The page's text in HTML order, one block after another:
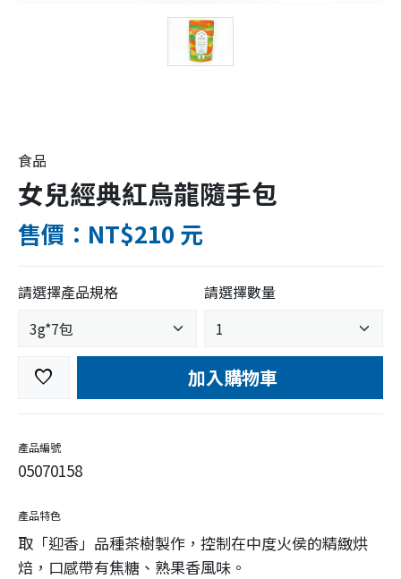
食品
女兒經典紅烏龍隨手包
售價：NT$210 元
請選擇產品規格 請選擇數量
favorite 加入購物車
產品編號
05070158
產品特色
取「迎香」品種茶樹製作，控制在中度火侯的精緻烘
焙，口感帶有焦糖、熟果香風味。